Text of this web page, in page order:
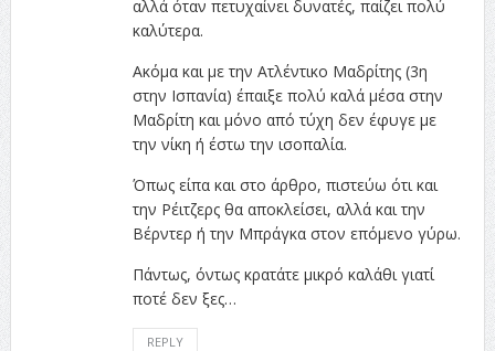
αλλά όταν πετυχαίνει δυνατές, παίζει πολύ
καλύτερα.
Ακόμα και με την Ατλέντικο Μαδρίτης (3η
στην Ισπανία) έπαιξε πολύ καλά μέσα στην
Μαδρίτη και μόνο από τύχη δεν έφυγε με
την νίκη ή έστω την ισοπαλία.
Όπως είπα και στο άρθρο, πιστεύω ότι και
την Ρέιτζερς θα αποκλείσει, αλλά και την
Βέρντερ ή την Μπράγκα στον επόμενο γύρω.
Πάντως, όντως κρατάτε μικρό καλάθι γιατί
ποτέ δεν ξες…
REPLY